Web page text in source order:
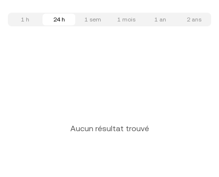
1 h 24 h 1 sem 1 mois 1 an 2 ans
Aucun résultat trouvé